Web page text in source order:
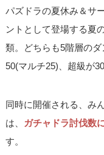
パズドラの夏休み＆サ
ントとして登場する夏
類。どちらも5階層の
50(マルチ25)、超級が
同時に開催される、み
は、 ガチャドラ討伐数
す。